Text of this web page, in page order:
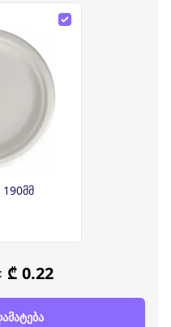
₾ 0.22